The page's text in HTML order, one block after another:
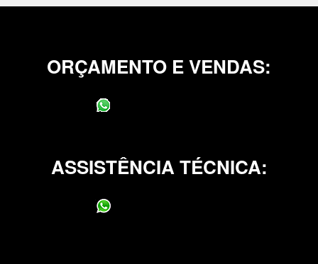
ORÇAMENTO E VENDAS:
ASSISTÊNCIA TÉCNICA: